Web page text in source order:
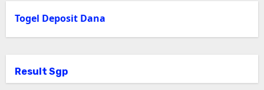
Togel Deposit Dana
Result Sgp